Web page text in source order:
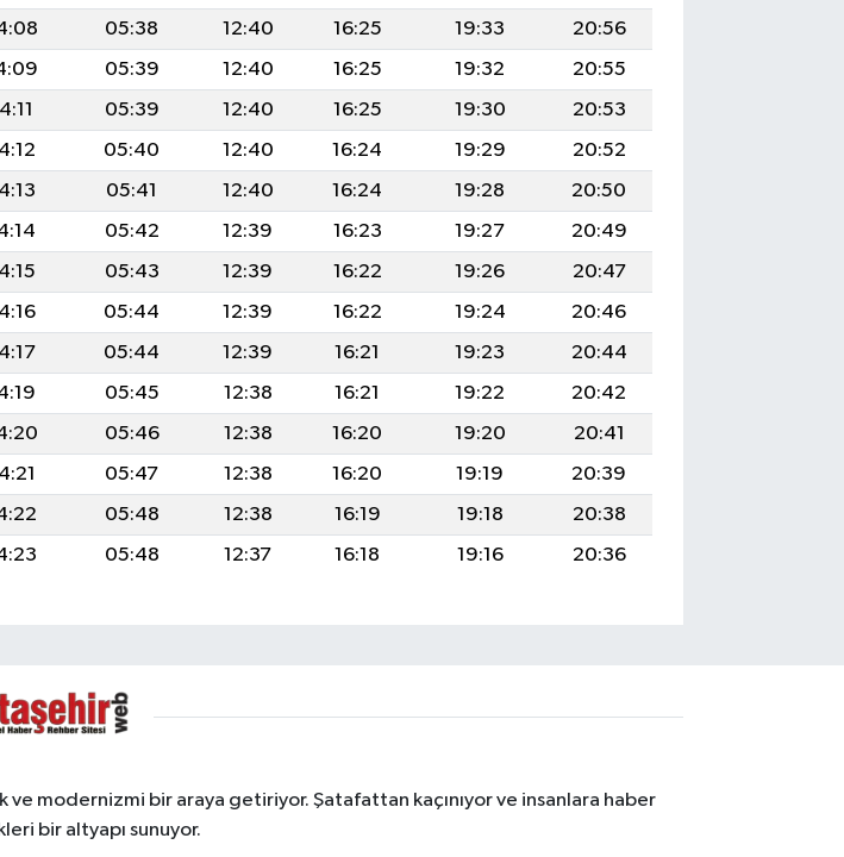
05:38 12:40 16:25 19:33
20:56
05:39 12:40 16:25 19:32
20:55
05:39 12:40 16:25 19:30
20:53
05:40 12:40 16:24 19:29
20:52
05:41 12:40 16:24 19:28
20:50
05:42 12:39 16:23 19:27
20:49
05:43 12:39 16:22 19:26
20:47
05:44 12:39 16:22 19:24
20:46
05:44 12:39 16:21 19:23
20:44
05:45 12:38 16:21 19:22
20:42
05:46 12:38 16:20 19:20
20:41
05:47 12:38 16:20 19:19
20:39
05:48 12:38 16:19 19:18
20:38
05:48 12:37 16:18 19:16 20:36
modernizmi bir araya getiriyor. Şatafattan kaçınıyor ve insanlara haber
bir altyapı sunuyor.